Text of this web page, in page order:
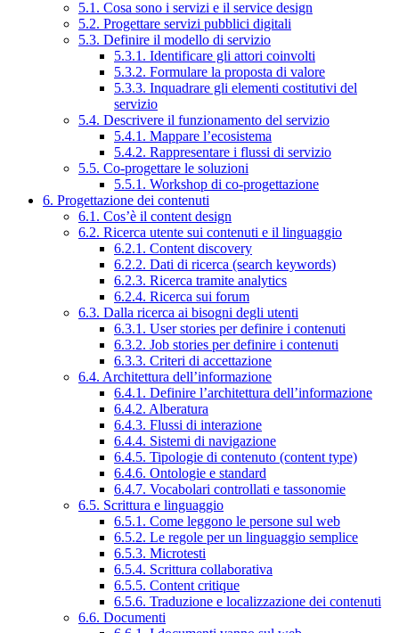
5.1. Cosa sono i servizi e il service design
5.2. Progettare servizi pubblici digitali
5.3. Definire il modello di servizio
5.3.1. Identificare gli attori coinvolti
5.3.2. Formulare la proposta di valore
5.3.3. Inquadrare gli elementi costitutivi del
servizio
5.4. Descrivere il funzionamento del servizio
5.4.1. Mappare l’ecosistema
5.4.2. Rappresentare i flussi di servizio
5.5. Co-progettare le soluzioni
5.5.1. Workshop di co-progettazione
6. Progettazione dei contenuti
6.1. Cos’è il content design
6.2. Ricerca utente sui contenuti e il linguaggio
6.2.1. Content discovery
6.2.2. Dati di ricerca (search keywords)
6.2.3. Ricerca tramite analytics
6.2.4. Ricerca sui forum
6.3. Dalla ricerca ai bisogni degli utenti
6.3.1. User stories per definire i contenuti
6.3.2. Job stories per definire i contenuti
6.3.3. Criteri di accettazione
6.4. Architettura dell’informazione
6.4.1. Definire l’architettura dell’informazione
6.4.2. Alberatura
6.4.3. Flussi di interazione
6.4.4. Sistemi di navigazione
6.4.5. Tipologie di contenuto (content type)
6.4.6. Ontologie e standard
6.4.7. Vocabolari controllati e tassonomie
6.5. Scrittura e linguaggio
6.5.1. Come leggono le persone sul web
6.5.2. Le regole per un linguaggio semplice
6.5.3. Microtesti
6.5.4. Scrittura collaborativa
6.5.5. Content critique
6.5.6. Traduzione e localizzazione dei contenuti
6.6. Documenti